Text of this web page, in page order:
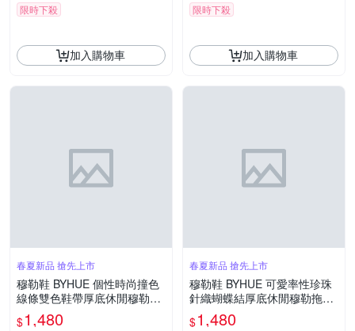
限時下殺
加入購物車
限時下殺
加入購物車
春夏新品 搶先上市
穆勒鞋 BYHUE 個性時尚撞色
線條雙色鞋帶厚底休閒穆勒拖
鞋－黑
$1,480
春夏新品 搶先上市
穆勒鞋 BYHUE 可愛率性珍珠
針織蝴蝶結厚底休閒穆勒拖鞋
－藍
$1,480